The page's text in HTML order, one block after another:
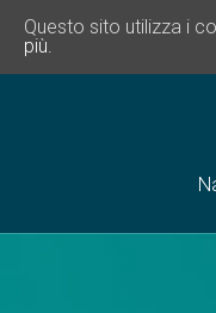
Questo sito utilizza i
più.